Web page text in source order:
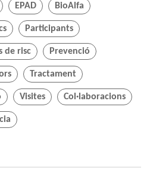
EPAD BioAlfa
Participants
de risc Prevenció
Tractament
Visites Col·laboracions